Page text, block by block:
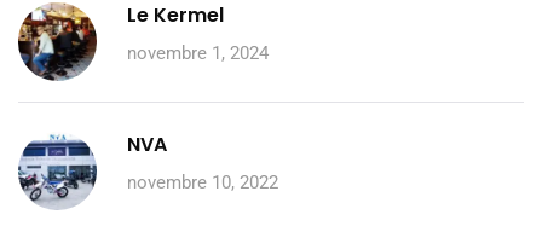
Le Kermel
novembre 1, 2024
NVA
novembre 10, 2022